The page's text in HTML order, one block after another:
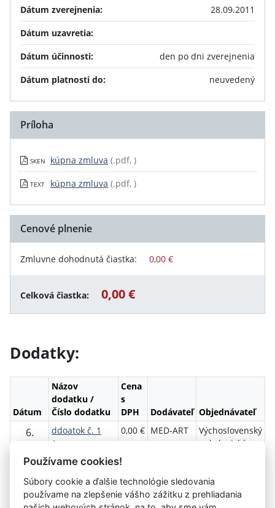
Dátum zverejnenia:
28.09.2011
Dátum uzavretia:
Dátum účinnosti:
den po dni zverejnenia
Dátum platnosti do:
neuvedený
Príloha
SKEN kúpna zmluva (.pdf, )
TEXT kúpna zmluva (.pdf, )
Cenové plnenie
Zmluvne dohodnutá čiastka: 0,00 €
Celková čiastka: 0,00 €
Dodatky:
Dátum
Názov
dodatku /
Číslo dodatku
Cena
s
DPH
Dodávateľ Objednávateľ
6.
2011
ddoatok č. 1
1
0,00 € MED-ART
Výchoslovenský
onkologický
Návrat späť
Používame cookies!
Súbory cookie a ďalšie technológie sledovania
používame na zlepšenie vášho zážitku z prehliadania